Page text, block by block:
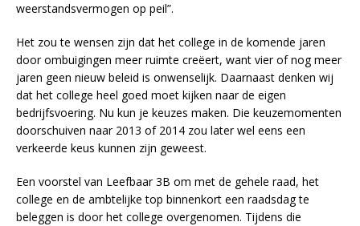
weerstandsvermogen op peil”.
Het zou te wensen zijn dat het college in de komende jaren
door ombuigingen meer ruimte creëert, want vier of nog meer
jaren geen nieuw beleid is onwenselijk. Daarnaast denken wij
dat het college heel goed moet kijken naar de eigen
bedrijfsvoering. Nu kun je keuzes maken. Die keuzemomenten
doorschuiven naar 2013 of 2014 zou later wel eens een
verkeerde keus kunnen zijn geweest.
Een voorstel van Leefbaar 3B om met de gehele raad, het
college en de ambtelijke top binnenkort een raadsdag te
beleggen is door het college overgenomen. Tijdens die